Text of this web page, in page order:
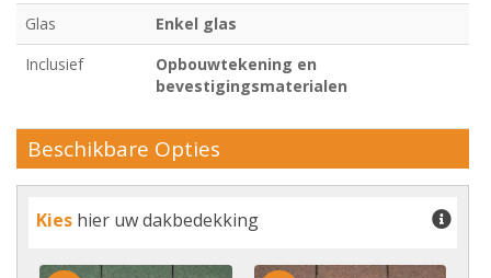
Glas
Enkel glas
Inclusief
Opbouwtekening en
bevestigingsmaterialen
Beschikbare Opties
Kies hier uw dakbedekking